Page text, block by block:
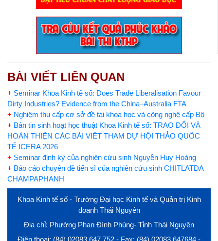
BÀI VIẾT LIÊN QUAN
+ Seminar Khoa Kinh tế số: Does Trade Liberalisation Favour
Dirty Industries? Evidence from the China–Australia FTA
+ Nghiệm thu cấp cơ sở đề tài khoa học và công nghệ cấp Bộ
+ Bản tin sinh hoạt học thuật Khoa Kinh tế số: TRAO ĐỔI VÀ
HOÀN THIỆN CÁC BÀI VIẾT THAM DỰ HỘI THẢO QUỐC
TẾ ICERA 2026
+ Seminar định kỳ của nghiên cứu sinh Nguyễn Huy Hoàng
+ Báo cáo chuyên đề tiến sĩ của nghiên cứu sinh CHITLATDA
CHAMPAPHANH
Khoa Kinh tế số - Trường Đại học Kinh tế và Quản trị Kinh
doanh Thái Nguyên
Địa chỉ: Phường Phan Đình Phùng- Tỉnh Thái Nguyên
Điện thoại: (84) 02083 647 752 - Fax: (84) 02083.647684 -